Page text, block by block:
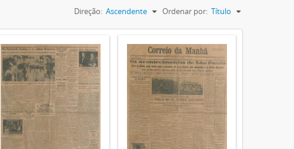
Ordenar por: Título
Direção: Ascendente